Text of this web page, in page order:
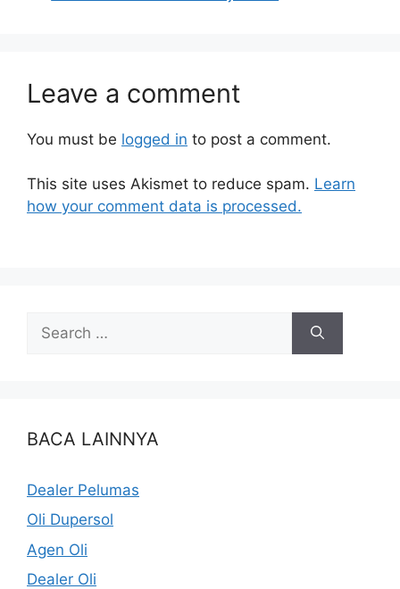
Leave a comment
You must be logged in to post a comment.
This site uses Akismet to reduce spam. Learn
how your comment data is processed.
BACA LAINNYA
Dealer Pelumas
Oli Dupersol
Agen Oli
Dealer Oli